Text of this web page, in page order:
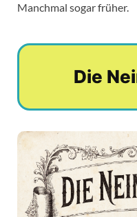
Manchmal sogar früher.
Die